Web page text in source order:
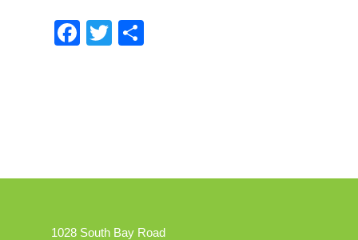
Facebook
Twitter
1028 South Bay Road